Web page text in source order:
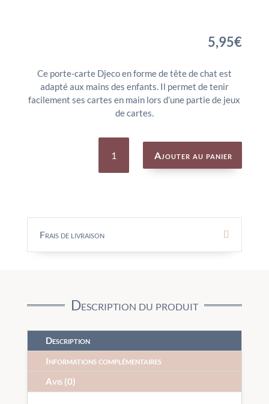
5,95€
Ce porte-carte Djeco en forme de tête de chat est
adapté aux mains des enfants. Il permet de tenir
facilement ses cartes en main lors d’une partie de jeux
de cartes.
quantité
Porte
chat
Ajouter au panier
Frais de livraison
Description du produit
Description
Informations complémentaires
Avis (0)